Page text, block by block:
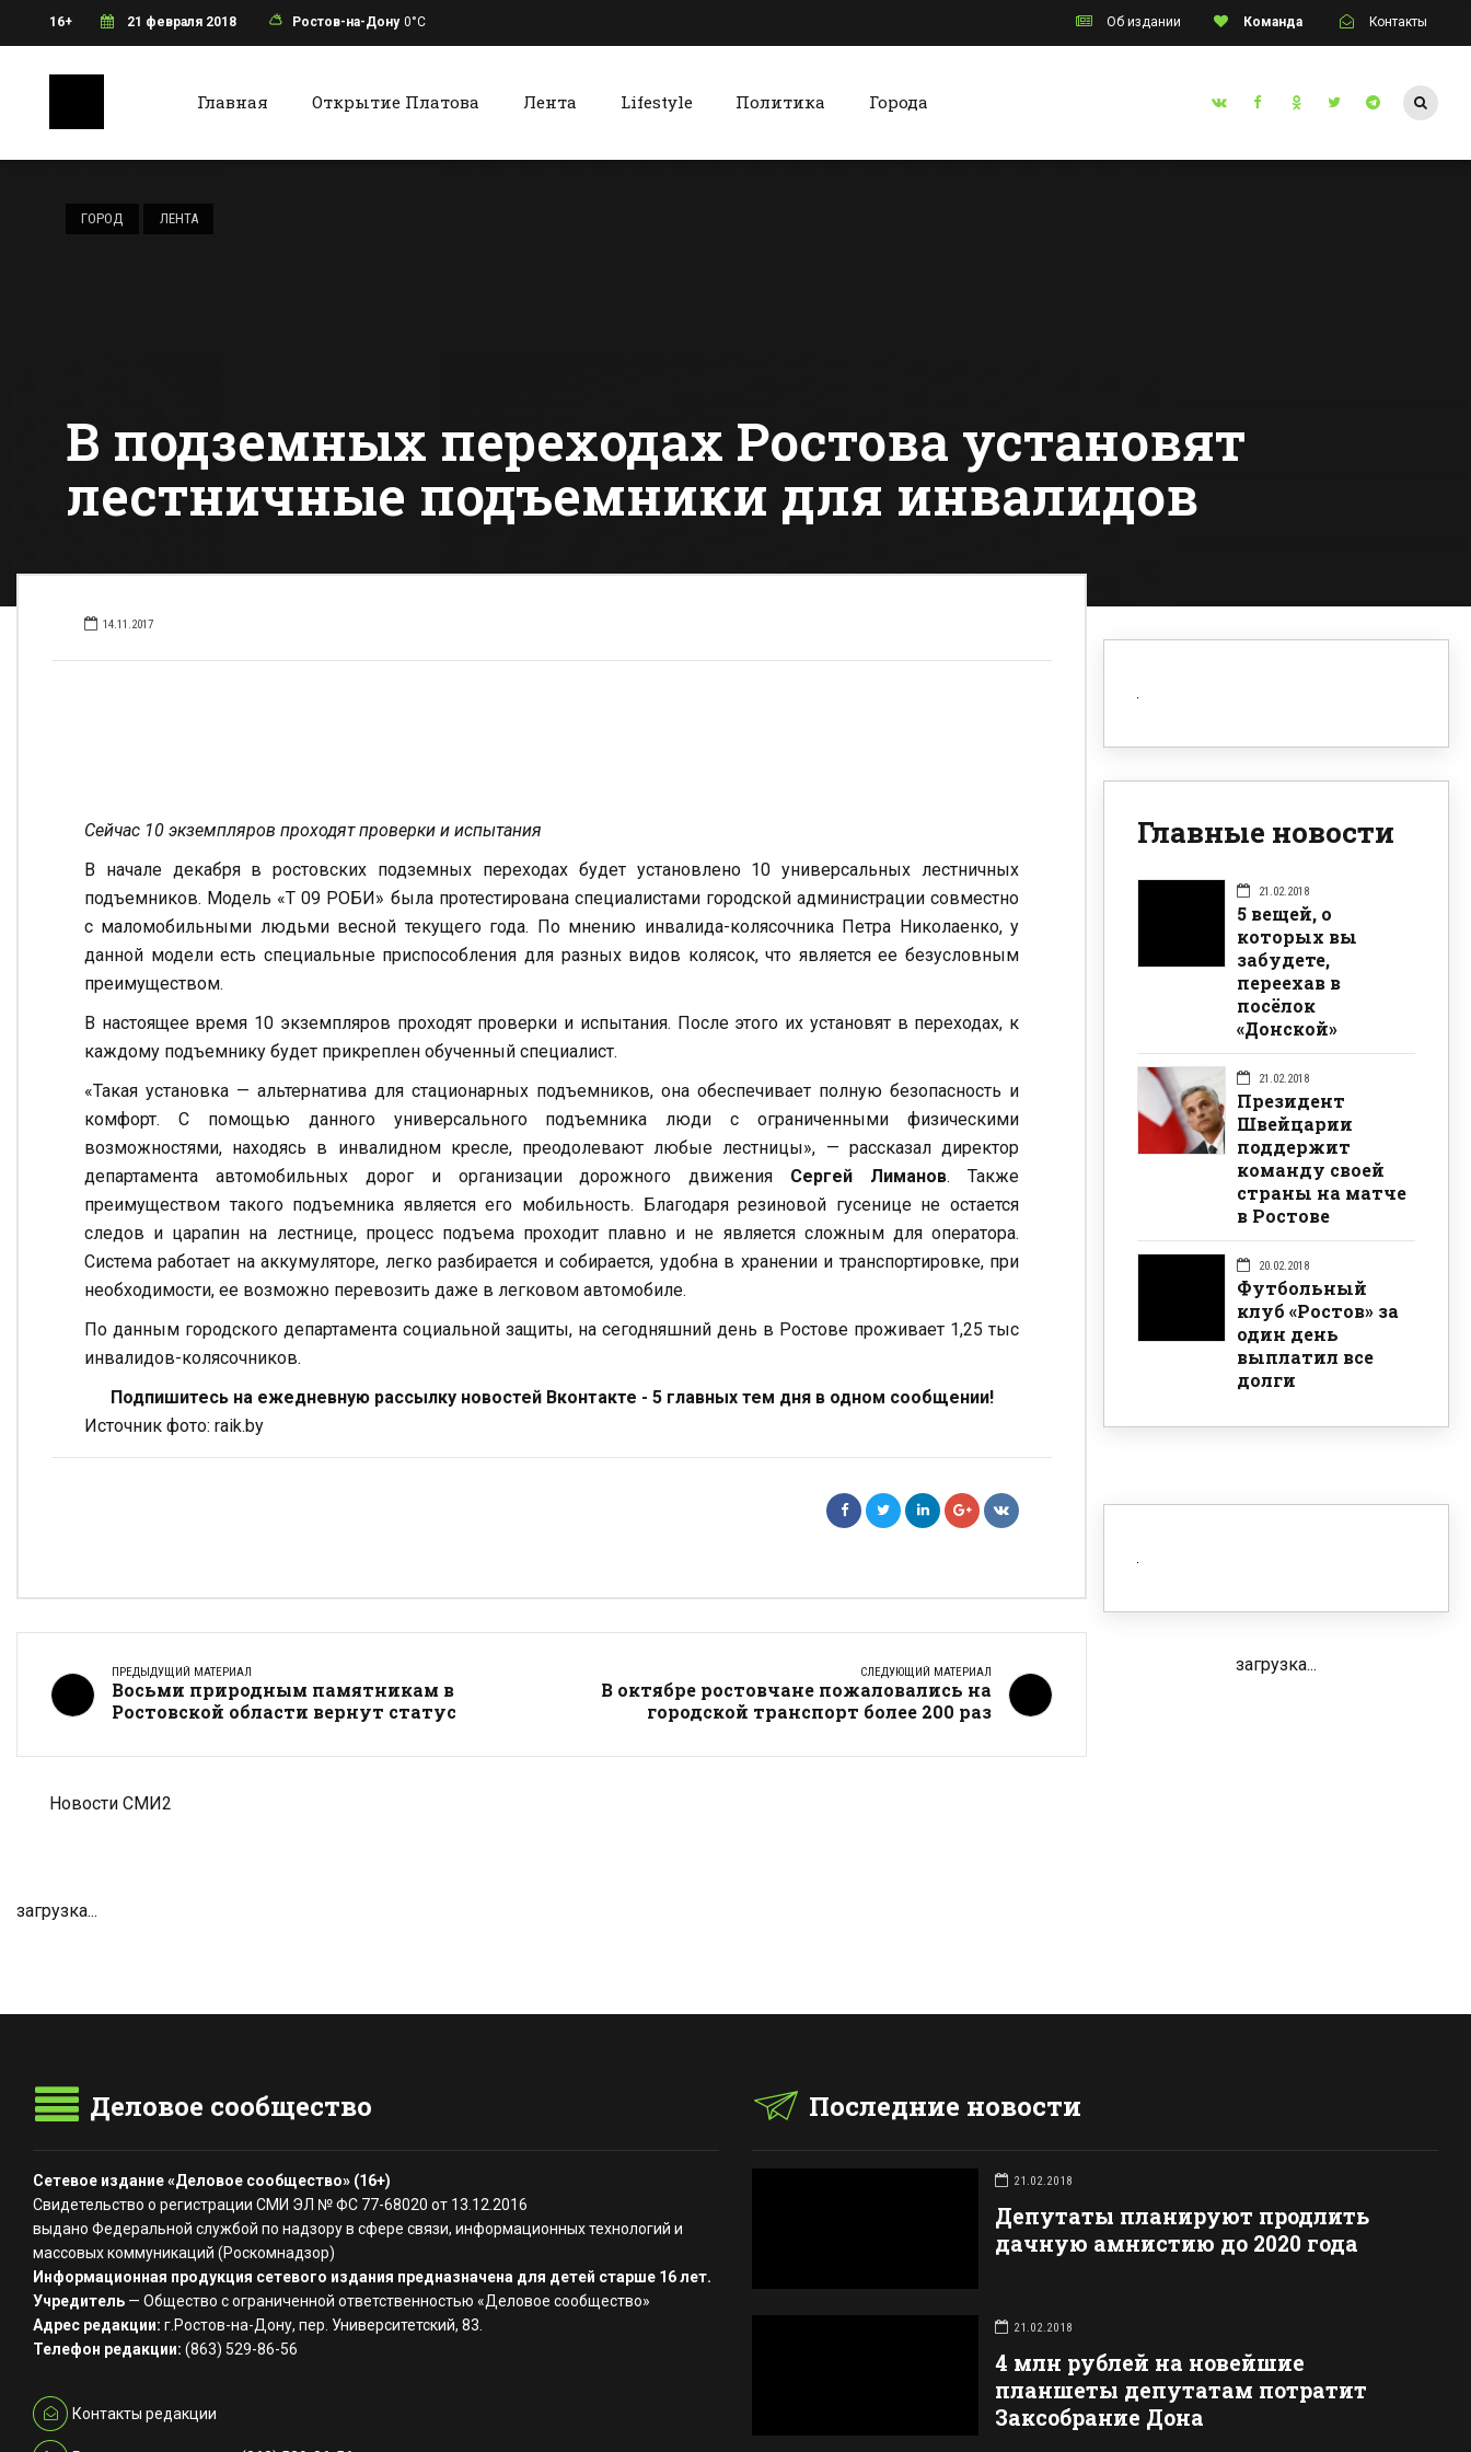
16+ 21 февраля 2018 Ростов-на-Дону 0°C Об издании Команда Контакты
Главная Открытие Платова Лента Lifestyle Политика Города
ГОРОД ЛЕНТА
В подземных переходах Ростова установят
лестничные подъемники для инвалидов
14.11.2017
Сейчас 10 экземпляров проходят проверки и испытания
В начале декабря в ростовских подземных переходах будет установлено 10 универсальных лестничных
подъемников. Модель «Т 09 РОБИ» была протестирована специалистами городской администрации совместно
с маломобильными людьми весной текущего года. По мнению инвалида-колясочника Петра Николаенко, у
данной модели есть специальные приспособления для разных видов колясок, что является ее безусловным
преимуществом.
В настоящее время 10 экземпляров проходят проверки и испытания. После этого их установят в переходах, к
каждому подъемнику будет прикреплен обученный специалист.
«Такая установка — альтернатива для стационарных подъемников, она обеспечивает полную безопасность и
комфорт. С помощью данного универсального подъемника люди с ограниченными физическими
возможностями, находясь в инвалидном кресле, преодолевают любые лестницы», — рассказал директор
департамента автомобильных дорог и организации дорожного движения Сергей Лиманов. Также
преимуществом такого подъемника является его мобильность. Благодаря резиновой гусенице не остается
следов и царапин на лестнице, процесс подъема проходит плавно и не является сложным для оператора.
Система работает на аккумуляторе, легко разбирается и собирается, удобна в хранении и транспортировке, при
необходимости, ее возможно перевозить даже в легковом автомобиле.
По данным городского департамента социальной защиты, на сегодняшний день в Ростове проживает 1,25 тыс
инвалидов-колясочников.
Подпишитесь на ежедневную рассылку новостей Вконтакте - 5 главных тем дня в одном сообщении!
Источник фото: raik.by
ПРЕДЫДУЩИЙ МАТЕРИАЛ
Восьми природным памятникам в
Ростовской области вернут статус
СЛЕДУЮЩИЙ МАТЕРИАЛ
В октябре ростовчане пожаловались на
городской транспорт более 200 раз
Новости СМИ2
загрузка...
Главные новости
21.02.2018
5 вещей, о
которых вы
забудете,
переехав в
посёлок
«Донской»
21.02.2018
Президент
Швейцарии
поддержит
команду своей
страны на матче
в Ростове
20.02.2018
Футбольный
клуб «Ростов» за
один день
выплатил все
долги
загрузка...
Деловое сообщество
Сетевое издание «Деловое сообщество» (16+)
Свидетельство о регистрации СМИ ЭЛ № ФС 77-68020 от 13.12.2016
выдано Федеральной службой по надзору в сфере связи, информационных технологий и
массовых коммуникаций (Роскомнадзор)
Информационная продукция сетевого издания предназначена для детей старше 16 лет.
Учредитель — Общество с ограниченной ответственностью «Деловое сообщество»
Адрес редакции: г.Ростов-на-Дону, пер. Университетский, 83.
Телефон редакции: (863) 529-86-56
Контакты редакции
Последние новости
21.02.2018
Депутаты планируют продлить
дачную амнистию до 2020 года
21.02.2018
4 млн рублей на новейшие
планшеты депутатам потратит
Заксобрание Дона